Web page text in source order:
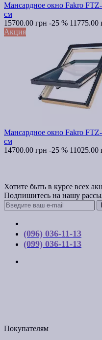
Мансардное окно Fakro
см
15700.00 грн -25 % 11775.00
Акция
Мансардное окно Fakro
см
14700.00 грн -25 % 11025.00
Хотите быть в курсе всех
Подпишитесь на нашу
(096) 036-11-13
(099) 036-11-13
Покупателям